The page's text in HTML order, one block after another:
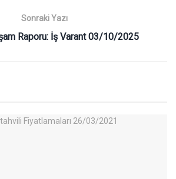
Sonraki Yazı
Raporu: İş Varant 03/10/2025